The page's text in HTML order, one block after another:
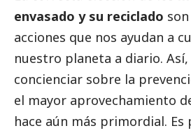
envasado y su reciclado
acciones que nos ayudan a
nuestro planeta a diario. Así,
concienciar sobre la
el mayor aprovechamiento
hace aún más primordial. Es